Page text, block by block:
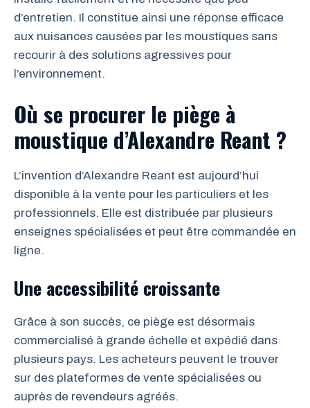
d’entretien. Il constitue ainsi une réponse efficace
aux nuisances causées par les moustiques sans
recourir à des solutions agressives pour
l’environnement.
Où se procurer le piège à
moustique d’Alexandre Reant ?
L’invention d’Alexandre Reant est aujourd’hui
disponible à la vente pour les particuliers et les
professionnels. Elle est distribuée par plusieurs
enseignes spécialisées et peut être commandée en
ligne.
Une accessibilité croissante
Grâce à son succès, ce piège est désormais
commercialisé à grande échelle et expédié dans
plusieurs pays. Les acheteurs peuvent le trouver
sur des plateformes de vente spécialisées ou
auprès de revendeurs agréés.